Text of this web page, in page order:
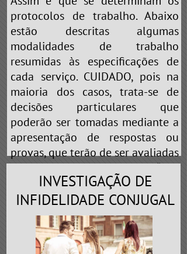
protocolos de trabalho. Abaixo
estão descritas algumas
modalidades de trabalho
resumidas às especificações de
cada serviço. CUIDADO, pois na
maioria dos casos, trata-se de
decisões particulares que
poderão ser tomadas mediante a
apresentação de respostas ou
provas, que terão de ser avaliadas
pelo profissional. Portanto, “não
brinque de cobaia” nas mãos de
falsos detetives que prometem
realizar“QUALQUER TIPO DE
SERVIÇO”ou“ESCLARECEMOS A
SUA DÚVIDA”. Em toda e qualquer
INVESTIGAÇÃO DE
INFIDELIDADE CONJUGAL